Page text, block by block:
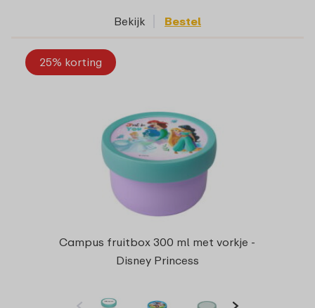
Bekijk Bestel
25% korting
Campus fruitbox 300 ml met vorkje -
Disney Princess